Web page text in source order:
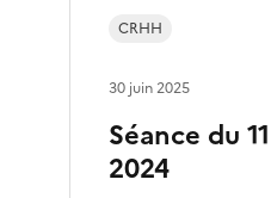
Séance du
2024
CRHH
30 juin 2025